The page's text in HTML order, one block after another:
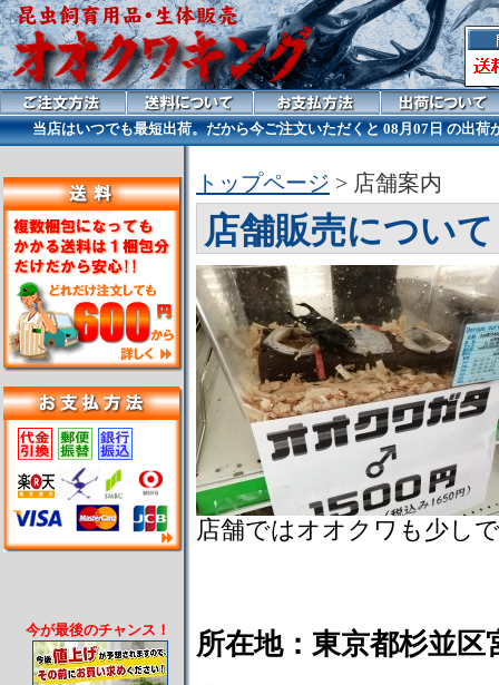
トップページ > 店舗案内
店舗販売について
店舗ではオオクワも少し
所在地：東京都杉並区
今が最後のチャンス！
当店はいつでも最短出荷。だから今ご注文いただくと08月07日 の出荷